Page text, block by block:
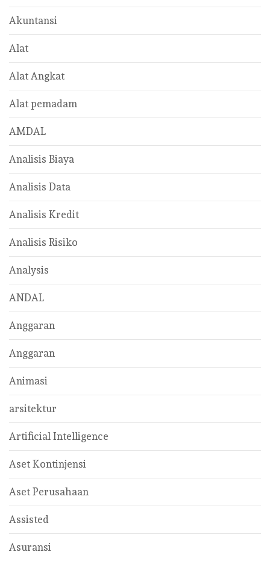
Akuntansi
Alat
Alat Angkat
Alat pemadam
AMDAL
Analisis Biaya
Analisis Data
Analisis Kredit
Analisis Risiko
Analysis
ANDAL
Anggaran
Anggaran
Animasi
arsitektur
Artificial Intelligence
Aset Kontinjensi
Aset Perusahaan
Assisted
Asuransi